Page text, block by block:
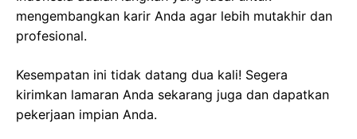
mengembangkan karir Anda agar lebih mutakhir dan
profesional.
Kesempatan ini tidak datang dua kali! Segera
kirimkan lamaran Anda sekarang juga dan dapatkan
pekerjaan impian Anda.